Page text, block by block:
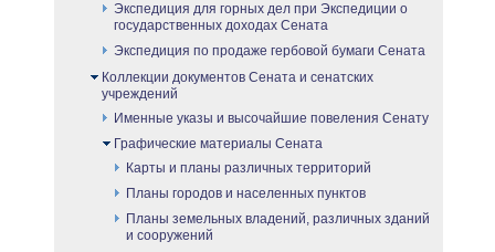
Экспедиция для горных дел при Экспедиции о
государственных доходах Сената
Экспедиция по продаже гербовой бумаги Сената
Коллекции документов Сената и сенатских
учреждений
Именные указы и высочайшие повеления Сенату
Графические материалы Сената
Карты и планы различных территорий
Планы городов и населенных пунктов
Планы земельных владений, различных зданий
и сооружений